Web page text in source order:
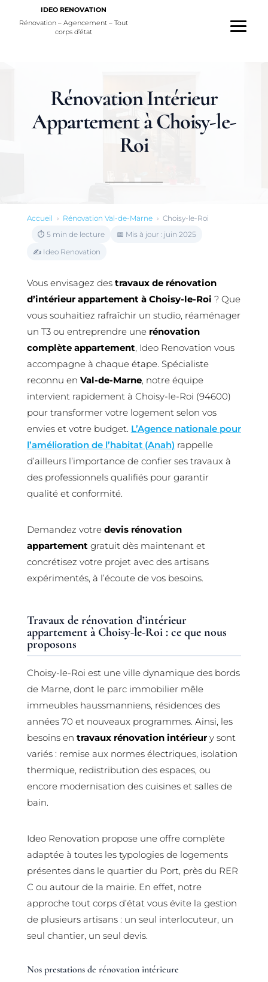
IDEO RENOVATION
Rénovation – Agencement – Tout
corps d’état
Rénovation Intérieur
Appartement à Choisy-le-
Roi
Accueil › Rénovation Val-de-Marne › Choisy-le-Roi
⏱ 5 min de lecture
📅 Mis à jour : juin 2025
✍️ Ideo Renovation
Vous envisagez des travaux de rénovation
d’intérieur appartement à Choisy-le-Roi ? Que
vous souhaitiez rafraîchir un studio, réaménager
un T3 ou entreprendre une rénovation
complète appartement, Ideo Renovation vous
accompagne à chaque étape. Spécialiste
reconnu en Val-de-Marne, notre équipe
intervient rapidement à Choisy-le-Roi (94600)
pour transformer votre logement selon vos
envies et votre budget. L’Agence nationale pour
l’amélioration de l’habitat (Anah) rappelle
d’ailleurs l’importance de confier ses travaux à
des professionnels qualifiés pour garantir
qualité et conformité.
Demandez votre devis rénovation
appartementgratuit dès maintenant et
concrétisez votre projet avec des artisans
expérimentés, à l’écoute de vos besoins.
Travaux de rénovation d’intérieur
appartement à Choisy-le-Roi : ce que nous
proposons
Choisy-le-Roi est une ville dynamique des bords
de Marne, dont le parc immobilier mêle
immeubles haussmanniens, résidences des
années 70 et nouveaux programmes. Ainsi, les
besoins en travaux rénovation intérieury sont
variés : remise aux normes électriques, isolation
thermique, redistribution des espaces, ou
encore modernisation des cuisines et salles de
bain.
Ideo Renovation propose une offre complète
adaptée à toutes les typologies de logements
présentes dans le quartier du Port, près du RER
C ou autour de la mairie. En effet, notre
approche tout corps d’état vous évite la gestion
de plusieurs artisans : un seul interlocuteur, un
seul chantier, un seul devis.
Nos prestations de rénovation intérieure